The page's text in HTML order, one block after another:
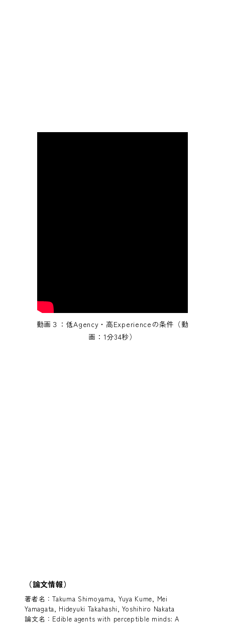
動画３：低Agency・高Experienceの条件（動
画：1分34秒）
（論文情報）
著者名：Takuma Shimoyama, Yuya Kume, Mei
Yamagata, Hideyuki Takahashi, Yoshihiro Nakata
論文名：Edible agents with perceptible minds: A